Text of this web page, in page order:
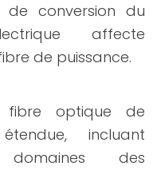
de conversion du
affecte
de puissance.
fibre optique de
incluant
des